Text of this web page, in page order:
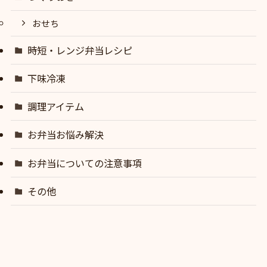
おせち
時短・レンジ弁当レシピ
下味冷凍
調理アイテム
お弁当お悩み解決
お弁当についての注意事項
その他